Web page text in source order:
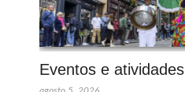
Eventos e